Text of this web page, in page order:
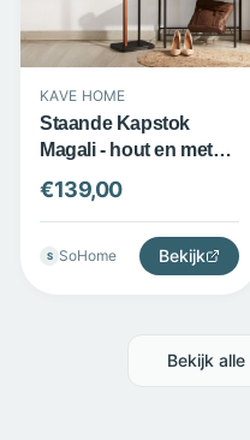
KAVE HOME
Staande Kapstok
Magali - hout en metaal
- dubbelzijdig design -
zwart - Kave Home
€139,00
S SoHome Bekijk
Bekijk alle